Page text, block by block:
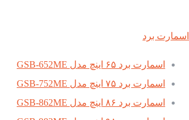
اسمارت برد
اسمارت برد ۶۵ اینچ مدل GSB-652ME
اسمارت برد ۷۵ اینچ مدل GSB-752ME
اسمارت برد ۸۶ اینچ مدل GSB-862ME